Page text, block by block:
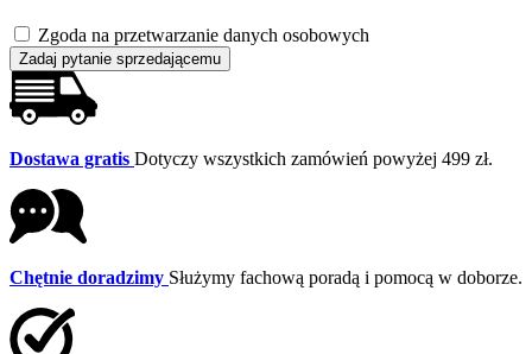
Zgoda na przetwarzanie danych osobowych
Zadaj pytanie sprzedającemu
Dostawa gratis Dotyczy wszystkich zamówień powyżej 499 zł.
Chętnie doradzimy Służymy fachową poradą i pomocą w doborze.